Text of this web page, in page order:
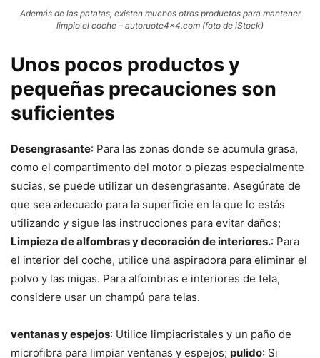
Además de las patatas, existen muchos otros productos para mantener
limpio el coche – autoruote4x4.com (foto de iStock)
Unos pocos productos y
pequeñas precauciones son
suficientes
Desengrasante: Para las zonas donde se acumula grasa,
como el compartimento del motor o piezas especialmente
sucias, se puede utilizar un desengrasante. Asegúrate de
que sea adecuado para la superficie en la que lo estás
utilizando y sigue las instrucciones para evitar daños;
Limpieza de alfombras y decoración de interiores.: Para
el interior del coche, utilice una aspiradora para eliminar el
polvo y las migas. Para alfombras e interiores de tela,
considere usar un champú para telas.
ventanas y espejos: Utilice limpiacristales y un paño de
microfibra para limpiar ventanas y espejos; pulido: Si